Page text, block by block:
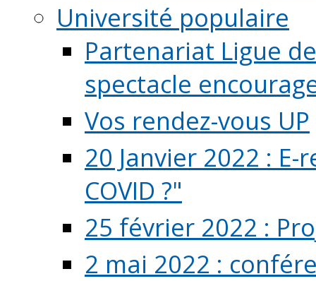
Université populaire
Partenariat Ligue
spectacle
Vos rendez-vous UP
20 Janvier 2022 :
COVID ?"
25 février 2022 :
2 mai 2022 :